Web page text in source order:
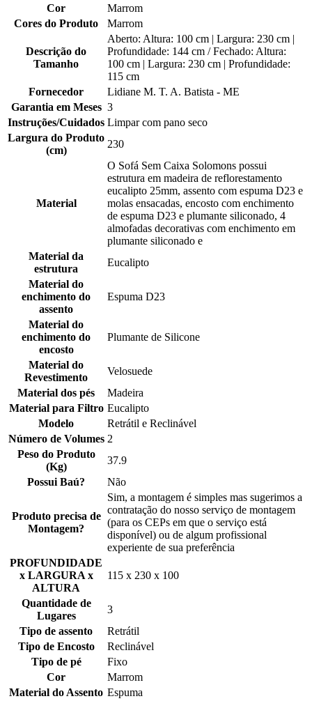
Cor
Marrom
Cores do Produto
Marrom
Descrição do
Tamanho
Aberto: Altura: 100 cm | Largura: 230 cm |
Profundidade: 144 cm / Fechado: Altura:
100 cm | Largura: 230 cm | Profundidade:
115 cm
Fornecedor
Lidiane M. T. A. Batista - ME
Garantia em Meses 3
Instruções/Cuidados Limpar com pano seco
Largura do Produto
(cm)
230
Material
O Sofá Sem Caixa Solomons possui
estrutura em madeira de reflorestamento
eucalipto 25mm, assento com espuma D23 e
molas ensacadas, encosto com enchimento
de espuma D23 e plumante siliconado, 4
almofadas decorativas com enchimento em
plumante siliconado e
Material da
estrutura
Eucalipto
Material do
enchimento do
assento
Espuma D23
Material do
enchimento do
encosto
Plumante de Silicone
Material do
Revestimento
Velosuede
Material dos pés
Madeira
Material para Filtro Eucalipto
Modelo
Retrátil e Reclinável
Número de Volumes 2
Peso do Produto
(Kg)
37.9
Possui Baú?
Não
Produto precisa de
Montagem?
Sim, a montagem é simples mas sugerimos a
contratação do nosso serviço de montagem
(para os CEPs em que o serviço está
disponível) ou de algum profissional
experiente de sua preferência
PROFUNDIDADE
x LARGURA x
ALTURA
115 x 230 x 100
Quantidade de
Lugares
3
Tipo de assento
Retrátil
Tipo de Encosto
Reclinável
Tipo de pé
Fixo
Cor
Marrom
Material do Assento Espuma